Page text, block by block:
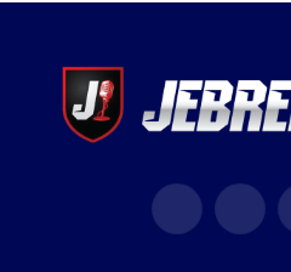
Facebook
(Twitter)